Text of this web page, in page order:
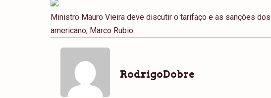
Ministro Mauro Vieira deve discutir o tarifaço e as sanções
americano, Marco Rubio.
RodrigoDobre